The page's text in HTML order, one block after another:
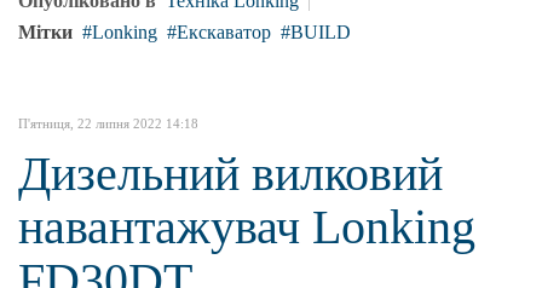
Мітки
Lonking Екскаватор BUILD
П'ятниця, 22 липня 2022 14:18
Дизельний вилковий
навантажувач Lonking